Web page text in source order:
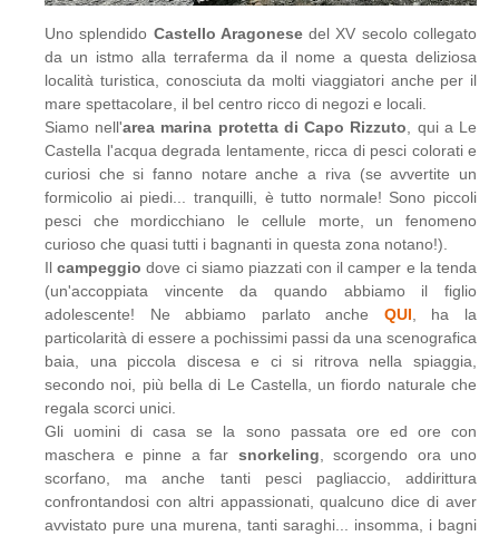
Uno splendido Castello Aragonesedel XV secolo collegato
da un istmo alla terraferma da il nome a questa deliziosa
località turistica, conosciuta da molti viaggiatori anche per il
mare spettacolare, il bel centro ricco di negozi e locali.
Siamo nell'area marina protetta di Capo Rizzuto, qui a Le
Castella l'acqua degrada lentamente, ricca di pesci colorati e
curiosi che si fanno notare anche a riva (se avvertite un
formicolio ai piedi... tranquilli, è tutto normale! Sono piccoli
pesci che mordicchiano le cellule morte, un fenomeno
curioso che quasi tutti i bagnanti in questa zona notano!).
Ilcampeggio dove ci siamo piazzati con il camper e la tenda
(un'accoppiata vincente da quando abbiamo il figlio
adolescente! Ne abbiamo parlato anche QUI, ha la
particolarità di essere a pochissimi passi da una scenografica
baia, una piccola discesa e ci si ritrova nella spiaggia,
secondo noi, più bella di Le Castella, un fiordo naturale che
regala scorci unici.
Gli uomini di casa se la sono passata ore ed ore con
maschera e pinne a far snorkeling, scorgendo ora uno
scorfano, ma anche tanti pesci pagliaccio, addirittura
confrontandosi con altri appassionati, qualcuno dice di aver
avvistato pure una murena, tanti saraghi... insomma, i bagni